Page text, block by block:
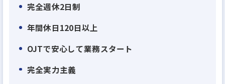
＝キャリアアップを目指しやすい
上場以来、業績は右肩上がり、弊社が現在目指して
能ペース。あと6年以内でNo1を達成します。そんな
伸びに伸びている弊社ですから、業績拡大ペースに
完全週休2日制
年間休日120日以上
OJTで安心して業務スタート
完全実力主義